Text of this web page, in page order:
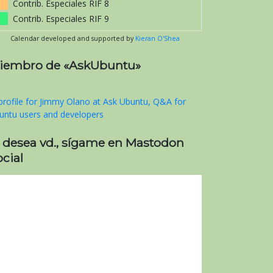
Contrib. Especiales RIF 8
Contrib. Especiales RIF 9
Calendar developed and supported by Kieran O'Shea
de «AskUbuntu»
desea vd., sígame en Mastodon